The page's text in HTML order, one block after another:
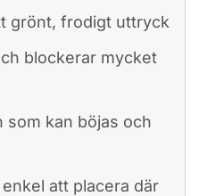
grönt, frodigt uttryck
blockerar mycket
som kan böjas och
att placera där